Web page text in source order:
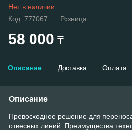
Нет в наличии
Код: 777067
Розница
58 000 ₸
Описание Доставка Оплата
Описание
Превосходное решение для
отвесных линий. Преимущества